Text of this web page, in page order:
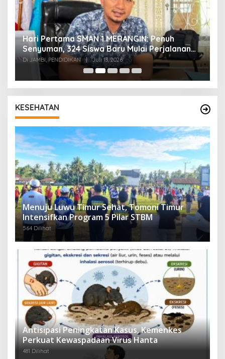
Hari Pertama SMAN 1 MERANGIN: Penuh
Senyuman, 324 Siswa Baru Mulai Perjalanan
Baru
Di JAMBI, PENDIDIKAN | Juli 13, 2026
KESEHATAN
Menuju Luwu Timur Sehat, Tomoni Timur
Intensifkan Program 5 Pilar STBM
564 Dilihat
Antisipasi Peningkatan Kasus, Kemenkes
Perkuat Kewaspadaan Virus Hanta
481 Dilihat